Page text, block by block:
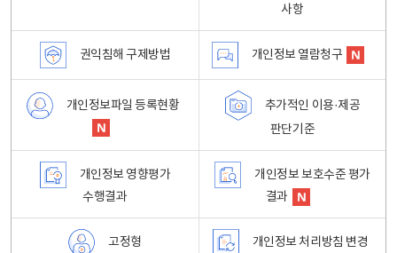
사항
권익침해 구제방법 개인정보 열람청구
개인정보파일 등록현황
추가적인 이용·제공
판단기준
개인정보 영향평가
수행결과
개인정보 보호수준 평가
결과
고정형
개인정보 처리방침 변경